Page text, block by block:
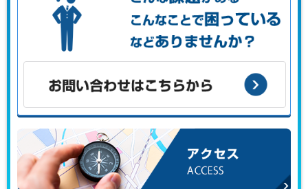
こんな課題がある、こんなことで困っている、などありませ
お問い合わせはこちらから